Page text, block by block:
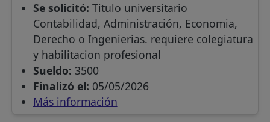
Se solicitó: Titulo universitario
Contabilidad, Administración, Economia,
Derecho o Ingenierias. requiere colegiatura
y habilitacion profesional
Sueldo: 3500
Finalizó el: 05/05/2026
Más información